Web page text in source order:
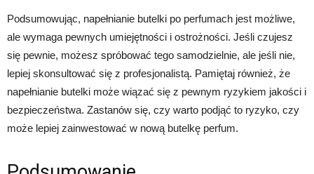
Podsumowując, napełnianie butelki po perfumach jest możliwe,
ale wymaga pewnych umiejętności i ostrożności. Jeśli czujesz
się pewnie, możesz spróbować tego samodzielnie, ale jeśli nie,
lepiej skonsultować się z profesjonalistą. Pamiętaj również, że
napełnianie butelki może wiązać się z pewnym ryzykiem jakości i
bezpieczeństwa. Zastanów się, czy warto podjąć to ryzyko, czy
może lepiej zainwestować w nową butelkę perfum.